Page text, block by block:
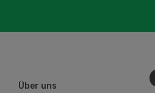
Über uns